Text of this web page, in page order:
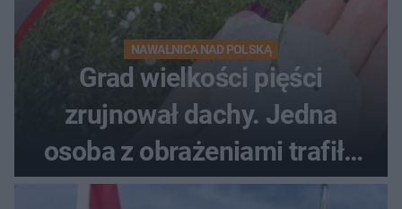
NAWAŁNICA NAD POLSKĄ
Grad wielkości pięści
zrujnował dachy. Jedna
osoba z obrażeniami trafiła
do szpitala